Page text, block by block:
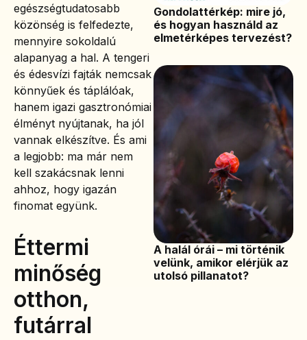
egészségtudatosabb
közönség is felfedezte,
mennyire sokoldalú
alapanyag a hal. A tengeri
és édesvízi fajták nemcsak
könnyűek és táplálóak,
hanem igazi gasztronómiai
élményt nyújtanak, ha jól
vannak elkészítve. És ami
a legjobb: ma már nem
kell szakácsnak lenni
ahhoz, hogy igazán
finomat együnk.
Éttermi
minőség
otthon,
futárral
Gondolattérkép: mire jó,
és hogyan használd az
elmetérképes tervezést?
A halál órái – mi történik
velünk, amikor elérjük az
utolsó pillanatot?